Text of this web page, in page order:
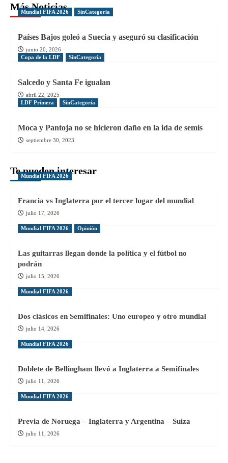
Más Noticias
Mundial FIFA 2026 SinCategoria
Países Bajos goleó a Suecia y aseguró su clasificación
junio 20, 2026
Copa de la LDF
SinCategoria
Salcedo y Santa Fe igualan
abril 22, 2025
LDF Primera
SinCategoria
Moca y Pantoja no se hicieron daño en la ida de semis
septiembre 30, 2023
Te pueden interesar
Mundial FIFA 2026
Francia vs Inglaterra por el tercer lugar del mundial
julio 17, 2026
Mundial FIFA 2026 Opinión
Las guitarras llegan donde la política y el fútbol no
podrán
julio 15, 2026
Mundial FIFA 2026
Dos clásicos en Semifinales: Uno europeo y otro mundial
julio 14, 2026
Mundial FIFA 2026
Doblete de Bellingham llevó a Inglaterra a Semifinales
julio 11, 2026
Mundial FIFA 2026
Previa de Noruega – Inglaterra y Argentina – Suiza
julio 11, 2026